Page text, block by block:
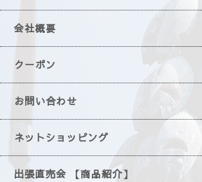
会社概要
クーポン
お問い合わせ
ネットショッピング
出張直売会 【商品紹介】